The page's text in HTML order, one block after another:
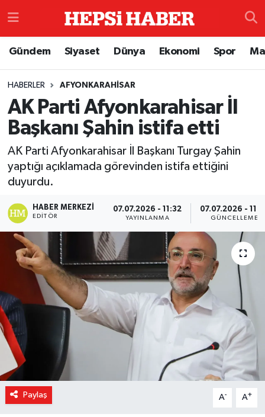
Gündem Siyaset Dünya Ekonomi Spor
HABERLER AFYONKARAHISAR
AK Parti Afyonkarahisar İl
Başkanı Şahin istifa etti
AK Parti Afyonkarahisar İl Başkanı Turgay Şahin
yaptığı açıklamada görevinden istifa ettiğini
duyurdu.
HABER MERKEZI
EDITÖR
07.07.2026 - 11:32
YAYINLANMA
07.07.2026 -
GÜNCELLEME
Paylaş A- A+
Çevre
Dünya
Eğitim
Gündem
Magazin
Özel Haber
Sağlık
Siyaset
Son Dakika
İzmir Namaz Vakitleri
İstanbul Trafik Yoğunluk Haritası
Süper Lig Puan Durumu ve Fikstür
Haber Arşivi